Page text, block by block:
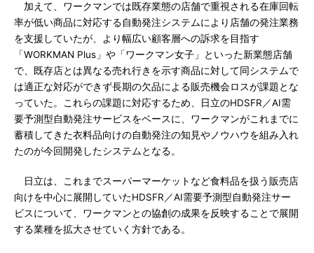
加えて、ワークマンでは既存業態の店舗で重視される在庫回転
率が低い商品に対応する自動発注システムにより店舗の発注業務
を支援していたが、より幅広い顧客層への訴求を目指す
「WORKMAN Plus」や「ワークマン女子」といった新業態店舗
で、既存店とは異なる売れ行きを示す商品に対して同システムで
は適正な対応ができず長期の欠品による販売機会ロスが課題とな
っていた。これらの課題に対応するため、日立のHDSFR／AI需
要予測型自動発注サービスをベースに、ワークマンがこれまでに
蓄積してきた衣料品向けの自動発注の知見やノウハウを組み入れ
たのが今回開発したシステムとなる。
日立は、これまでスーパーマーケットなど食料品を扱う販売店
向けを中心に展開していたHDSFR／AI需要予測型自動発注サー
ビスについて、ワークマンとの協創の成果を反映することで展開
する業種を拡大させていく方針である。